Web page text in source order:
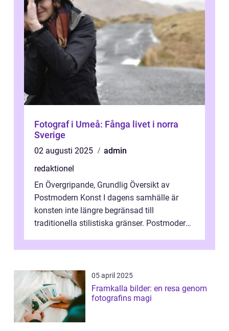
Fotograf i Umeå: Fånga livet i norra
Sverige
02 augusti 2025
admin
redaktionel
En Övergripande, Grundlig Översikt av
Postmodern Konst I dagens samhälle är
konsten inte längre begränsad till
traditionella stilistiska gränser. Postmodern
05 april 2025
Framkalla bilder: en resa genom
fotografins magi